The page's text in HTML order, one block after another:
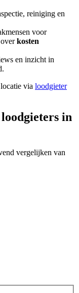
reiniging en
voor
kosten
en inzicht in
via loodgieter
in
vergelijken van